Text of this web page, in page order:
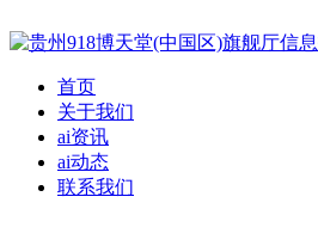
首页
关于我们
ai资讯
ai动态
联系我们